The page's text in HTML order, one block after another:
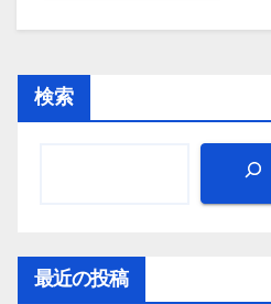
検索
最近の投稿